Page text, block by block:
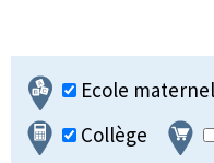
Ecole
Collège